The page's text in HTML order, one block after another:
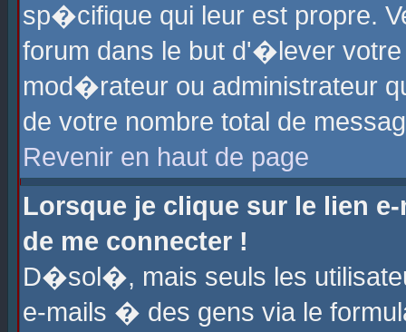
sp�cifique qui leur est propre.
forum dans le but d'�lever
mod�rateur ou administrateur
de votre nombre total de
Revenir en haut de page
Lorsque je clique sur le lien
de me connecter !
D�sol�, mais seuls les
e-mails � des gens via le